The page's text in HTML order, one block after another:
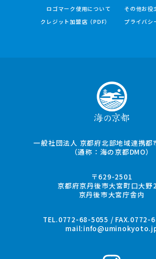
ロゴマーク使用について
その他お役
クレジット加盟店（PDF）
プライバシ
一般社団法人 京都府北部地域連携都
（通称：海の京都DMO）
〒629-2501
京都府京丹後市大宮町口大野
京丹後市大宮庁舎内
TEL.0772-68-5055 / FAX.0772-
mail: